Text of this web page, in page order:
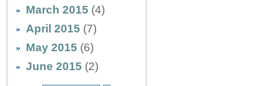
March 2015 (4)
April 2015 (7)
May 2015 (6)
June 2015 (2)